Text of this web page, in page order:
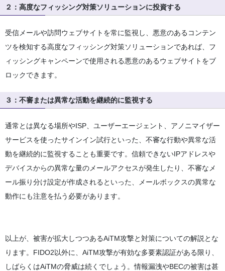
２：高度なフィッシング対策ソリューションに投資する
受信メールや訪問ウェブサイトを常に監視し、悪意のあるコンテン
ツを検知する高度なフィッシング対策ソリューションであれば、フ
ィッシングキャンペーンで使用される悪意のあるウェブサイトをブ
ロックできます。
３：不審または異常な活動を継続的に監視する
通常とは異なる場所やISP、ユーザーエージェント、アノニマイザー
サービスを使ったサインイン試行といった、不審な行動や異常な活
動を継続的に監視することも重要です。信頼できないIPアドレスや
デバイスからの異常な量のメールアクセスが発生したり、不審なメ
ール振り分け設定が作成されるといった、メールボックスの異常な
動作にも注意を払う必要があります。
以上が、被害が拡大しつつあるAiTM攻撃と対策についての解説とな
ります。FIDO2以外に、AiTM攻撃が有効な多要素認証がある限り、
しばらくはAiTMの脅威は続くでしょう。情報漏洩やBECの被害は甚